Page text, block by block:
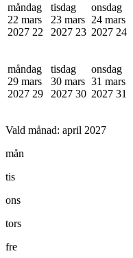
måndag
22 mars
2027 22
tisdag
23 mars
2027 23
onsdag
24 mars
2027 24
måndag
29 mars
2027 29
tisdag
30 mars
2027 30
onsdag
31 mars
2027 31
Vald månad: april 2027
mån
tis
ons
tors
fre